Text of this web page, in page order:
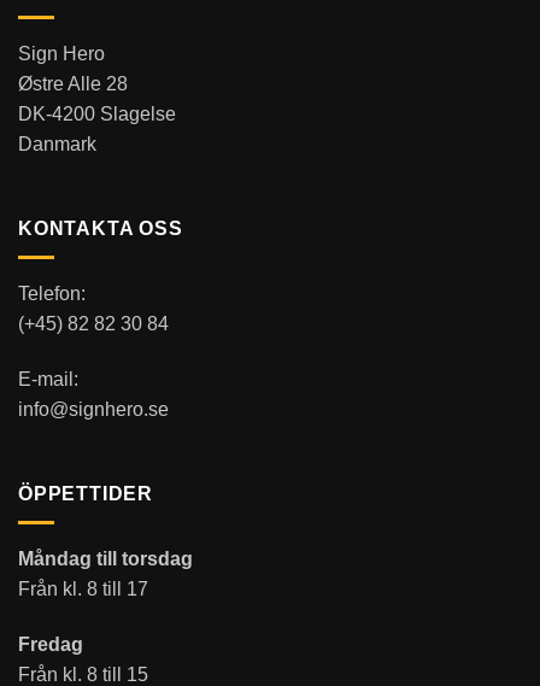
Sign Hero
Østre Alle 28
DK-4200 Slagelse
Danmark
KONTAKTA OSS
Telefon:
(+45) 82 82 30 84
E-mail:
info@signhero.se
ÖPPETTIDER
Måndag till torsdag
Från kl. 8 till 17
Fredag
Från kl. 8 till 15